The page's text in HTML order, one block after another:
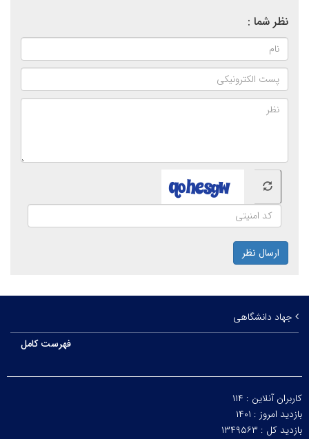
نظر شما :
ارسال نظر
جهاد دانشگاهی
فهرست کامل
کاربران آنلاین : ۱۱۴
بازدید امروز : ۱۴۰۱
بازدید کل : ۱۳۴۹۵۶۳